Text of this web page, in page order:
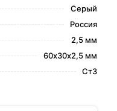
Серый
Россия
2,5 мм
60х30х2,5 мм
Ст3